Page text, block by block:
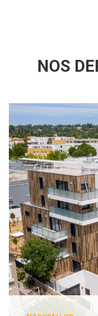
NOS